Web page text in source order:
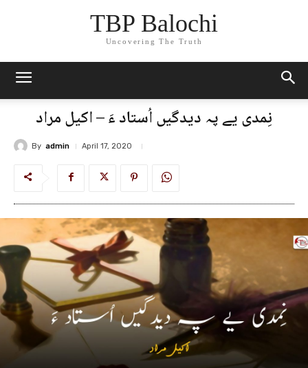
TBP Balochi
Uncovering The Truth
نِمدی یے پہ دیدگیں اُستاد ءَ – اکیل مراد
By admin April 17, 2020